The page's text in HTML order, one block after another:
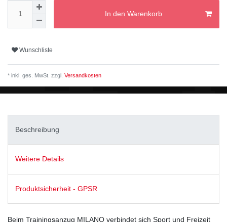
In den Warenkorb
Wunschliste
* inkl. ges. MwSt. zzgl. Versandkosten
Beschreibung
Weitere Details
Produktsicherheit - GPSR
Beim Trainingsanzug MILANO verbindet sich Sport und Freizeit